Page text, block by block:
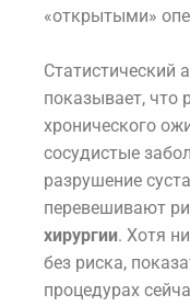
«открытыми»
Статистический
показывает, что
хронического
сосудистые
разрушение
перевешивают
хирургии. Хотя
без риска,
процедурах